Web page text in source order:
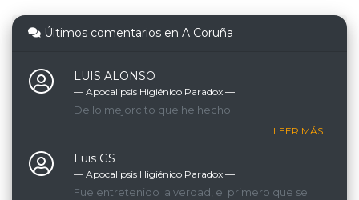
Últimos comentarios en A Coruña
LUIS ALONSO
— Apocalipsis Higiénico Paradox ―
De lo mejorcito que he hecho
LEER MÁS
Luis GS
— Apocalipsis Higiénico Paradox ―
Fue entretenido la verdad, el primero que se